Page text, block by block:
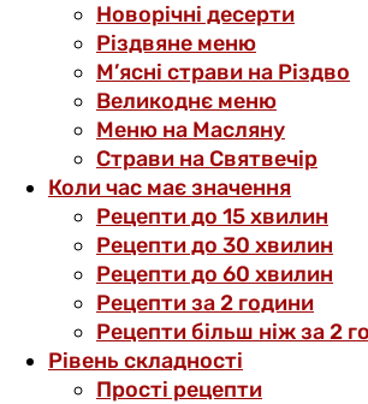
Новорічні десерти
Різдвяне меню
М’ясні страви на Різдво
Великоднє меню
Меню на Масляну
Страви на Святвечір
Коли час має значення
Рецепти до 15 хвилин
Рецепти до 30 хвилин
Рецепти до 60 хвилин
Рецепти за 2 години
Рецепти більш ніж за 2
Рівень складності
Прості рецепти